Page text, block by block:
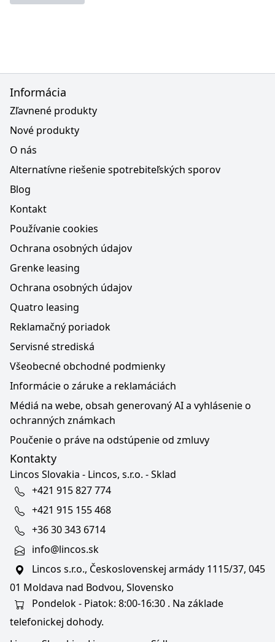
Informácia
Zľavnené produkty
Nové produkty
O nás
Alternatívne riešenie spotrebiteľských sporov
Blog
Kontakt
Používanie cookies
Ochrana osobných údajov
Grenke leasing
Ochrana osobných údajov
Quatro leasing
Reklamačný poriadok
Servisné strediská
Všeobecné obchodné podmienky
Informácie o záruke a reklamáciách
Médiá na webe, obsah generovaný AI a vyhlásenie o
ochranných známkach
Poučenie o práve na odstúpenie od zmluvy
Kontakty
Lincos Slovakia - Lincos, s.r.o. - Sklad
+421 915 827 774
+421 915 155 468
+36 30 343 6714
info@lincos.sk
Lincos s.r.o., Československej armády 1115/37, 045
01 Moldava nad Bodvou, Slovensko
Pondelok - Piatok: 8:00-16:30 . Na základe
telefonickej dohody.